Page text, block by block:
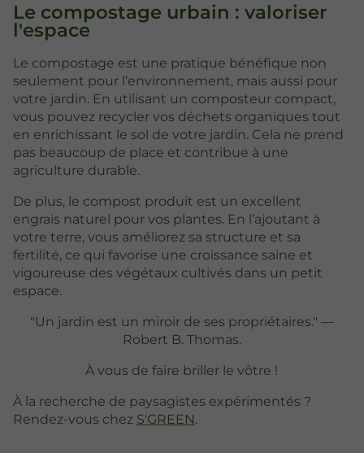
Le compostage urbain : valoriser
l'espace
Le compostage est une pratique bénéfique non
seulement pour l’environnement, mais aussi pour
votre jardin. En utilisant un composteur compact,
vous pouvez recycler vos déchets organiques tout
en enrichissant le sol de votre jardin. Cela ne prend
pas beaucoup de place et contribue à une
agriculture durable.
De plus, le compost produit est un excellent
engrais naturel pour vos plantes. En l’ajoutant à
votre terre, vous améliorez sa structure et sa
fertilité, ce qui favorise une croissance saine et
vigoureuse des végétaux cultivés dans un petit
espace.
"Un jardin est un miroir de ses propriétaires." —
Robert B. Thomas.
À vous de faire briller le vôtre !
À la recherche de paysagistes expérimentés ?
Rendez-vous chez S'GREEN.